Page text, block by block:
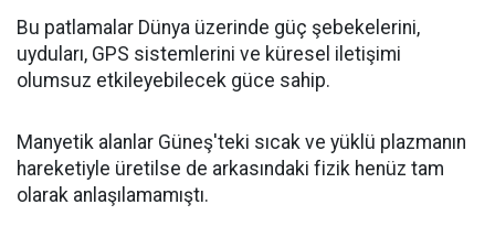
Bu patlamalar Dünya üzerinde güç şebekelerini,
uyduları, GPS sistemlerini ve küresel iletişimi
olumsuz etkileyebilecek güce sahip.
Manyetik alanlar Güneş'teki sıcak ve yüklü plazmanın
hareketiyle üretilse de arkasındaki fizik henüz tam
olarak anlaşılamamıştı.